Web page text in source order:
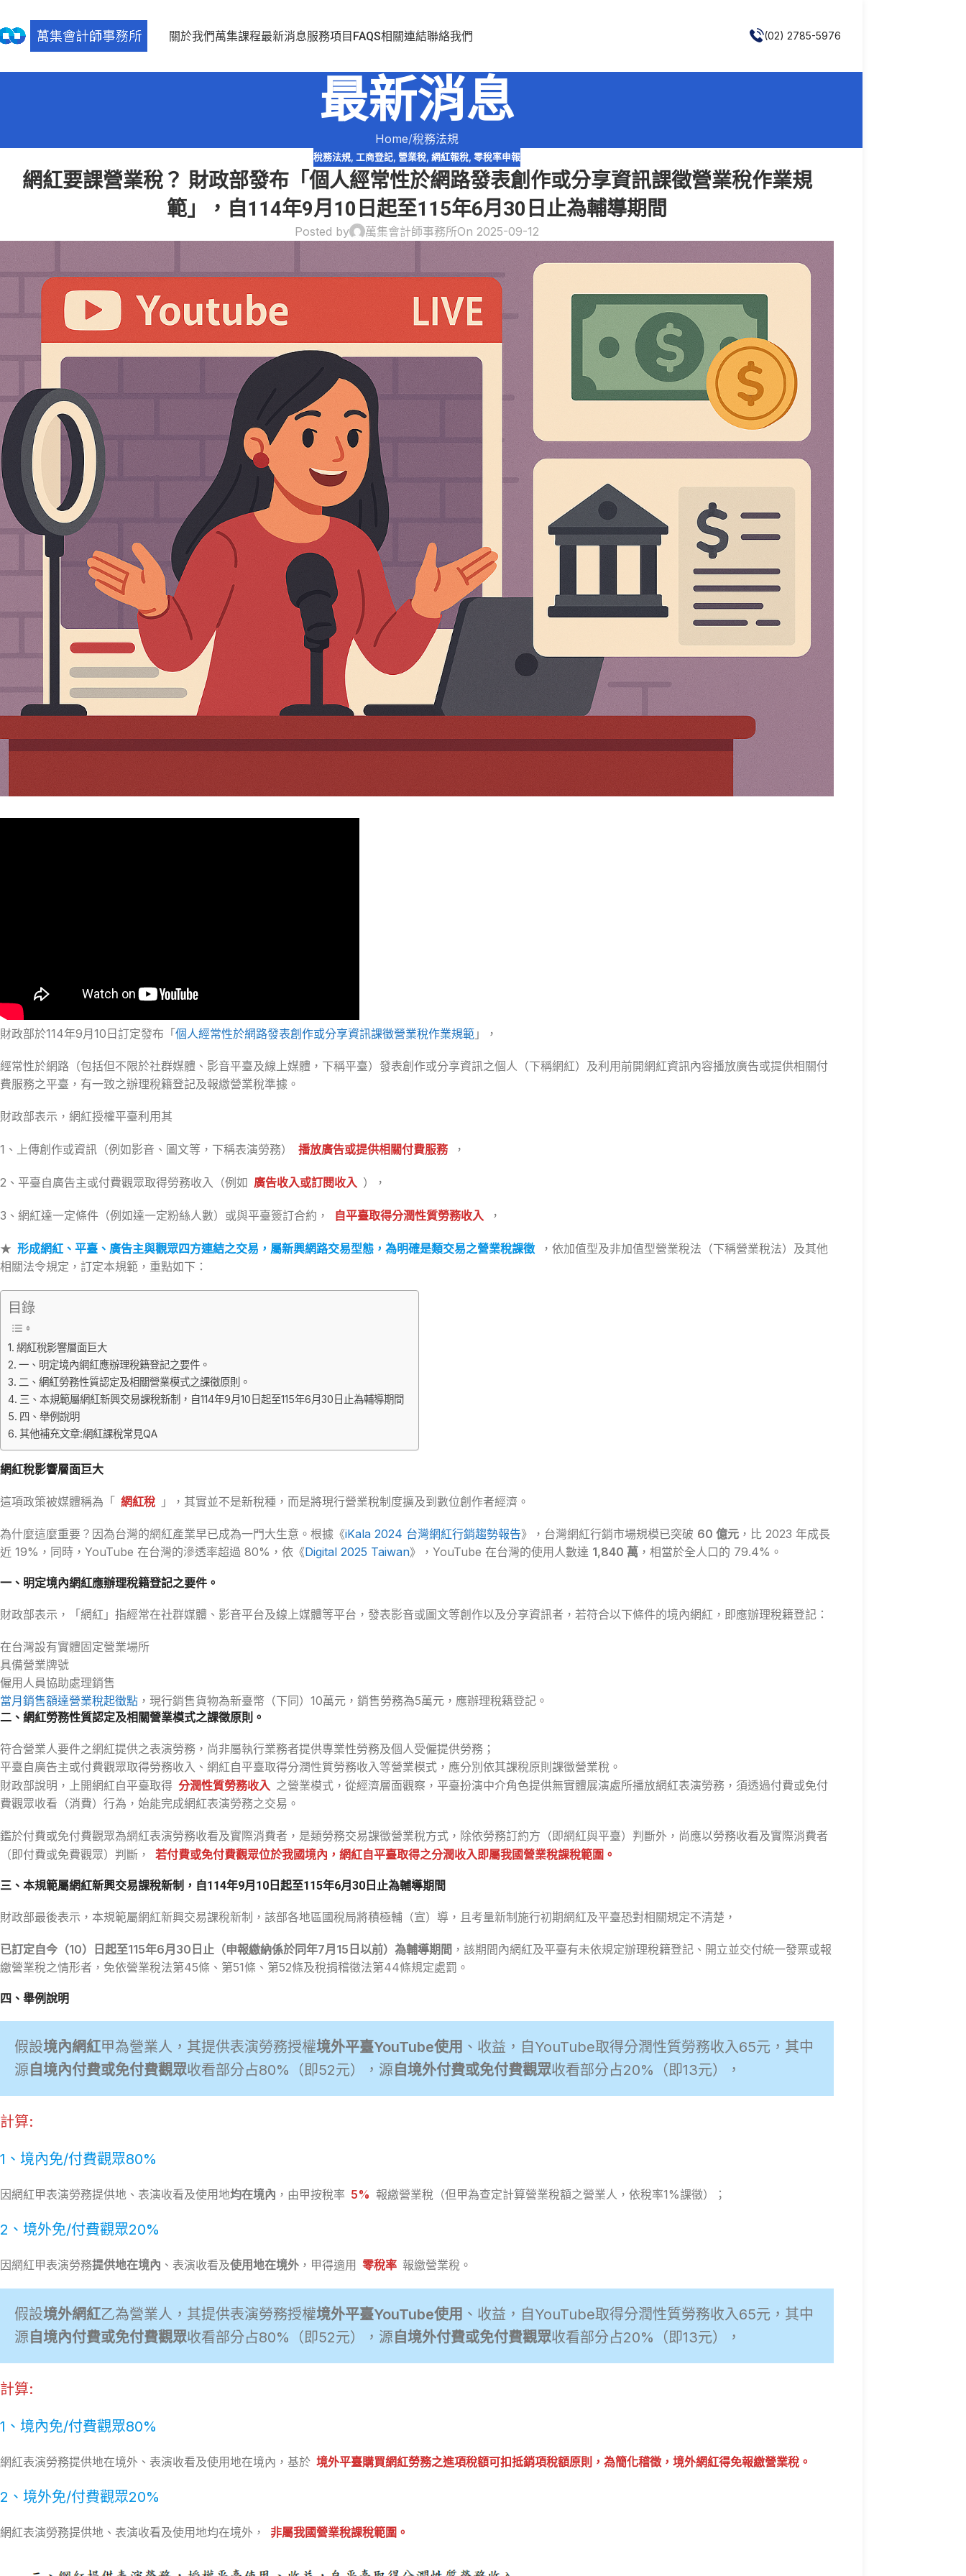
關於我們萬集課程最新消息服務項目 FAQS相關連結聯絡我們 (02) 2785-5976
最新消息
Home 稅務法規
稅務法規, 工商登記, 營業稅, 網紅報稅, 零稅率申報
網紅要課營業稅？ 財政部發布「個人經常性於網路發表創作或分享資訊課徵營業稅作業規
範」，自114年9月10日起至115年6月30日止為輔導期間
Posted by 萬集會計師事務所On 2025-09-12
財政部於114年9月10日訂定發布「個人經常性於網路發表創作或分享資訊課徵營業稅作業規範 」，
經常性於網路（包括但不限於社群媒體、影音平臺及線上媒體，下稱平臺）發表創作或分享資訊之個人（下稱網紅）及利用前開網紅資訊內容播放廣告或提供相關付
費服務之平臺，有一致之辦理稅籍登記及報繳營業稅準據。
財政部表示，網紅授權平臺利用其
1、上傳創作或資訊（例如影音、圖文等，下稱表演勞務） 播放廣告或提供相關付費服務 ，
2、平臺自廣告主或付費觀眾取得勞務收入（例如 廣告收入或訂閱收入 ），
3、網紅達一定條件（例如達一定粉絲人數）或與平臺簽訂合約， 自平臺取得分潤性質勞務收入 ，
★ 形成網紅、平臺、廣告主與觀眾四方連結之交易，屬新興網路交易型態，為明確是類交易之營業稅課徵
，依加值型及非加值型營業稅法（下稱營業稅法）及其他
相關法令規定，訂定本規範，重點如下：
目錄
網紅稅影響層面巨大
一、明定境內網紅應辦理稅籍登記之要件。
二、網紅勞務性質認定及相關營業模式之課徵原則。
三、本規範屬網紅新興交易課稅新制，自114年9月10日起至115年6月30日止為輔導期間
四、舉例說明
其他補充文章:網紅課稅常見QA
網紅稅影響層面巨大
這項政策被媒體稱為「 網紅稅 」，其實並不是新稅種，而是將現行營業稅制度擴及到數位創作者經濟。
為什麼這麼重要？因為台灣的網紅產業早已成為一門大生意。根據《iKala 2024 台灣網紅行銷趨勢報告》，台灣網紅行銷市場規模已突破 60 億元 ，比 2023 年成長
近 19%，同時，YouTube 在台灣的滲透率超過 80%，依《Digital 2025 Taiwan》，YouTube 在台灣的使用人數達 1,840 萬 ，相當於全人口的 79.4%。
一、明定境內網紅應辦理稅籍登記之要件。
財政部表示，「網紅」指經常在社群媒體、影音平台及線上媒體等平台，發表影音或圖文等創作以及分享資訊者，若符合以下條件的境內網紅，即應辦理稅籍登記：
在台灣設有實體固定營業場所
具備營業牌號
僱用人員協助處理銷售
當月銷售額達營業稅起徵點 ，現行銷售貨物為新臺幣（下同）10萬元，銷售勞務為5萬元，應辦理稅籍登記。
二、網紅勞務性質認定及相關營業模式之課徵原則。
符合營業人要件之網紅提供之表演勞務，尚非屬執行業務者提供專業性勞務及個人受僱提供勞務；
平臺自廣告主或付費觀眾取得勞務收入、網紅自平臺取得分潤性質勞務收入等營業模式，應分別依其課稅原則課徵營業稅。
財政部說明，上開網紅自平臺取得 分潤性質勞務收入 之營業模式，從經濟層面觀察，平臺扮演中介角色提供無實體展演處所播放網紅表演勞務，須透過付費或免付
費觀眾收看（消費）行為，始能完成網紅表演勞務之交易。
鑑於付費或免付費觀眾為網紅表演勞務收看及實際消費者，是類勞務交易課徵營業稅方式，除依勞務訂約方（即網紅與平臺）判斷外，尚應以勞務收看及實際消費者
（即付費或免費觀眾）判斷，
若付費或免付費觀眾位於我國境內，網紅自平臺取得之分潤收入即屬我國營業稅課稅範圍。
三、本規範屬網紅新興交易課稅新制，自114年9月10日起至115年6月30日止為輔導期間
財政部最後表示，本規範屬網紅新興交易課稅新制，該部各地區國稅局將積極輔（宣）導，且考量新制施行初期網紅及平臺恐對相關規定不清楚，
已訂定自今（10）日起至115年6月30日止（申報繳納係於同年7月15日以前）為輔導期間 ，該期間內網紅及平臺有未依規定辦理稅籍登記、開立並交付統一發票或報
繳營業稅之情形者，免依營業稅法第45條、第51條、第52條及稅捐稽徵法第44條規定處罰。
四、舉例說明
假設境內網紅甲為營業人，其提供表演勞務授權境外平臺YouTube使用 、收益，自YouTube取得分潤性質勞務收入65元，其中
源 自境內付費或免付費觀眾收看部分占80%（即52元），源 自境外付費或免付費觀眾收看部分占20%（即13元），
計算:
1、境內免/付費觀眾80%
因網紅甲表演勞務提供地、表演收看及使用地均在境內 ，由甲按稅率 5% 報繳營業稅（但甲為查定計算營業稅額之營業人，依稅率1%課徵）；
2、境外免/付費觀眾20%
因網紅甲表演勞務提供地在境內 、表演收看及使用地在境外 ，甲得適用 零稅率 報繳營業稅。
假設境外網紅乙為營業人，其提供表演勞務授權境外平臺YouTube使用 、收益，自YouTube取得分潤性質勞務收入65元，其中
源 自境內付費或免付費觀眾收看部分占80%（即52元），源 自境外付費或免付費觀眾收看部分占20%（即13元），
計算:
1、境內免/付費觀眾80%
網紅表演勞務提供地在境外、表演收看及使用地在境內，基於 境外平臺購買網紅勞務之進項稅額可扣抵銷項稅額原則，為簡化稽徵，境外網紅得免報繳營業稅。
2、境外免/付費觀眾20%
網紅表演勞務提供地、表演收看及使用地均在境外， 非屬我國營業稅課稅範圍。